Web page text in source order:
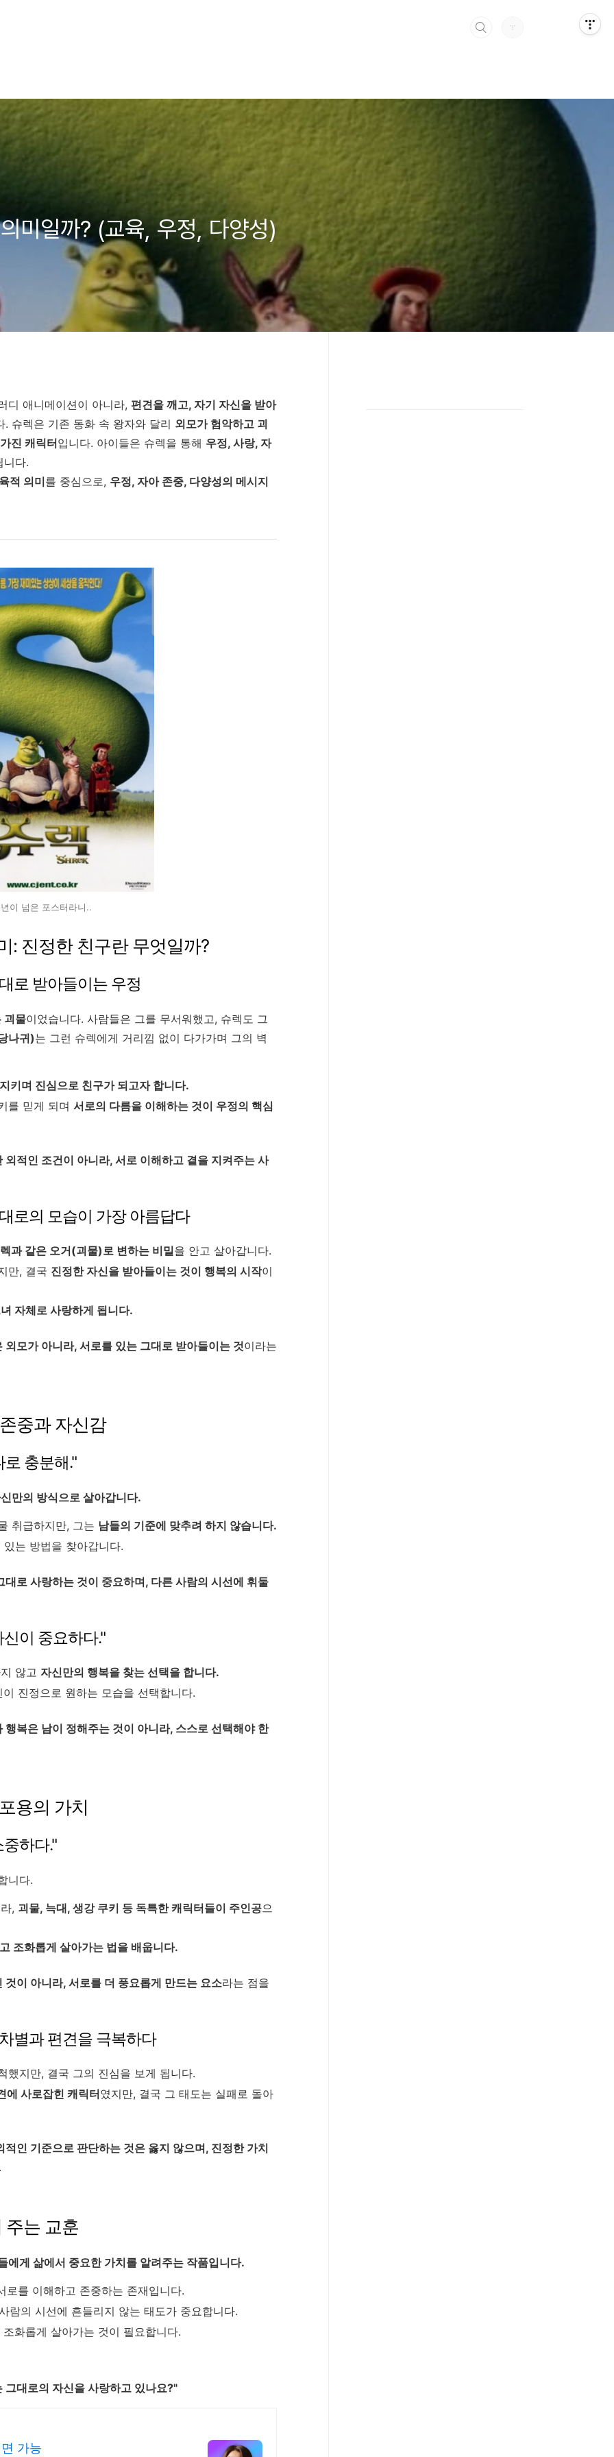
미일까? (교육, 우정, 다양성)
애니메이션이 아니라, 편견을 깨고, 자기 자신을 받아
. 슈렉은 기존 동화 속 왕자와 달리 외모가 험악하고 괴
진 캐릭터입니다. 아이들은 슈렉을 통해 우정, 사랑, 자
니다.
적 의미를 중심으로, 우정, 자아 존중, 다양성의 메시지
이 넘은 포스터라니..
: 진정한 친구란 무엇일까?
로 받아들이는 우정
괴물이었습니다. 사람들은 그를 무서워했고, 슈렉도 그
나귀)는 그런 슈렉에게 거리낌 없이 다가가며 그의 벽
키며 진심으로 친구가 되고자 합니다.
를 믿게 되며 서로의 다름을 이해하는 것이 우정의 핵심
외적인 조건이 아니라, 서로 이해하고 곁을 지켜주는 사
로의 모습이 가장 아름답다
과 같은 오거(괴물)로 변하는 비밀을 안고 살아갑니다.
만, 결국 진정한 자신을 받아들이는 것이 행복의 시작이
자체로 사랑하게 됩니다.
외모가 아니라, 서로를 있는 그대로 받아들이는 것이라는
중과 자신감
충분해."
만의 방식으로 살아갑니다.
취급하지만, 그는 남들의 기준에 맞추려 하지 않습니다.
는 방법을 찾아갑니다.
대로 사랑하는 것이 중요하며, 다른 사람의 시선에 휘둘
이 중요하다."
않고 자신만의 행복을 찾는 선택을 합니다.
진정으로 원하는 모습을 선택합니다.
행복은 남이 정해주는 것이 아니라, 스스로 선택해야 한
용의 가치
하다."
니다.
, 괴물, 늑대, 생강 쿠키 등 독특한 캐릭터들이 주인공으
조화롭게 살아가는 법을 배웁니다.
것이 아니라, 서로를 더 풍요롭게 만드는 요소라는 점을
별과 편견을 극복하다
했지만, 결국 그의 진심을 보게 됩니다.
에 사로잡힌 캐릭터였지만, 결국 그 태도는 실패로 돌아
적인 기준으로 판단하는 것은 옳지 않으며, 진정한 가치
주는 교훈
에게 삶에서 중요한 가치를 알려주는 작품입니다.
를 이해하고 존중하는 존재입니다.
람의 시선에 흔들리지 않는 태도가 중요합니다.
화롭게 살아가는 것이 필요합니다.
대로의 자신을 사랑하고 있나요?"
가능